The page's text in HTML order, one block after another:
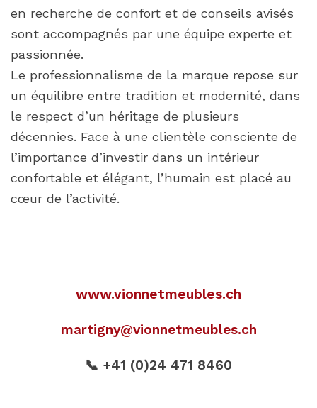
en recherche de confort et de conseils avisés
sont accompagnés par une équipe experte et
passionnée.
Le professionnalisme de la marque repose sur
un équilibre entre tradition et modernité, dans
le respect d’un héritage de plusieurs
décennies. Face à une clientèle consciente de
l’importance d’investir dans un intérieur
confortable et élégant, l’humain est placé au
cœur de l’activité.
www.vionnetmeubles.ch
martigny@vionnetmeubles.ch
📞 +41 (0)24 471 8460